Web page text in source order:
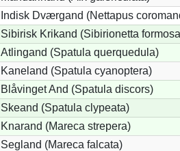
Indisk Dværgand (Nettapus
Sibirisk Krikand (Sibirionetta
Atlingand (Spatula querquedula)
Kaneland (Spatula cyanoptera)
Blåvinget And (Spatula discors)
Skeand (Spatula clypeata)
Knarand (Mareca strepera)
Segland (Mareca falcata)